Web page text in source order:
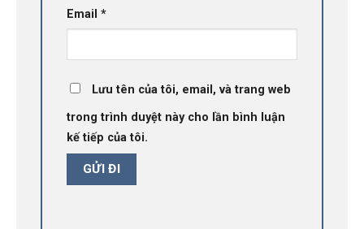
Email *
Lưu tên của tôi, email, và trang web
trong trình duyệt này cho lần bình luận
kế tiếp của tôi.